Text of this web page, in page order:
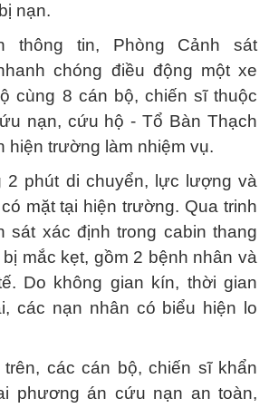
nạn.
thông tin, Phòng Cảnh sát
chóng điều động một xe
cùng 8 cán bộ, chiến sĩ thuộc
nạn, cứu hộ - Tổ Bàn Thạch
hiện trường làm nhiệm vụ.
2 phút di chuyển, lực lượng và
mặt tại hiện trường. Qua trinh
sát xác định trong cabin thang
mắc kẹt, gồm 2 bệnh nhân và
Do không gian kín, thời gian
các nạn nhân có biểu hiện lo
các cán bộ, chiến sĩ khẩn
phương án cứu nạn an toàn,